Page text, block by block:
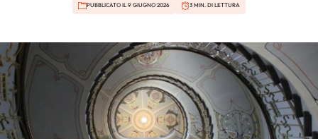
PUBBLICATO IL 9 GIUGNO 2026 3 MIN. DI LETTURA